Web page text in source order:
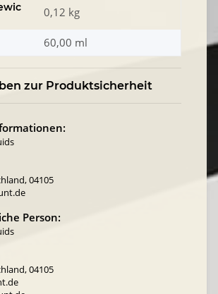
0,12 kg
60,00 ml
zur Produktsicherheit
04105
Person:
04105